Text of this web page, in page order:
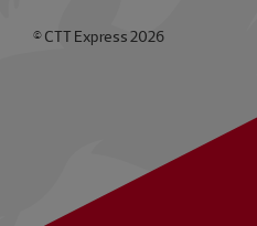
© CTT Express 2026